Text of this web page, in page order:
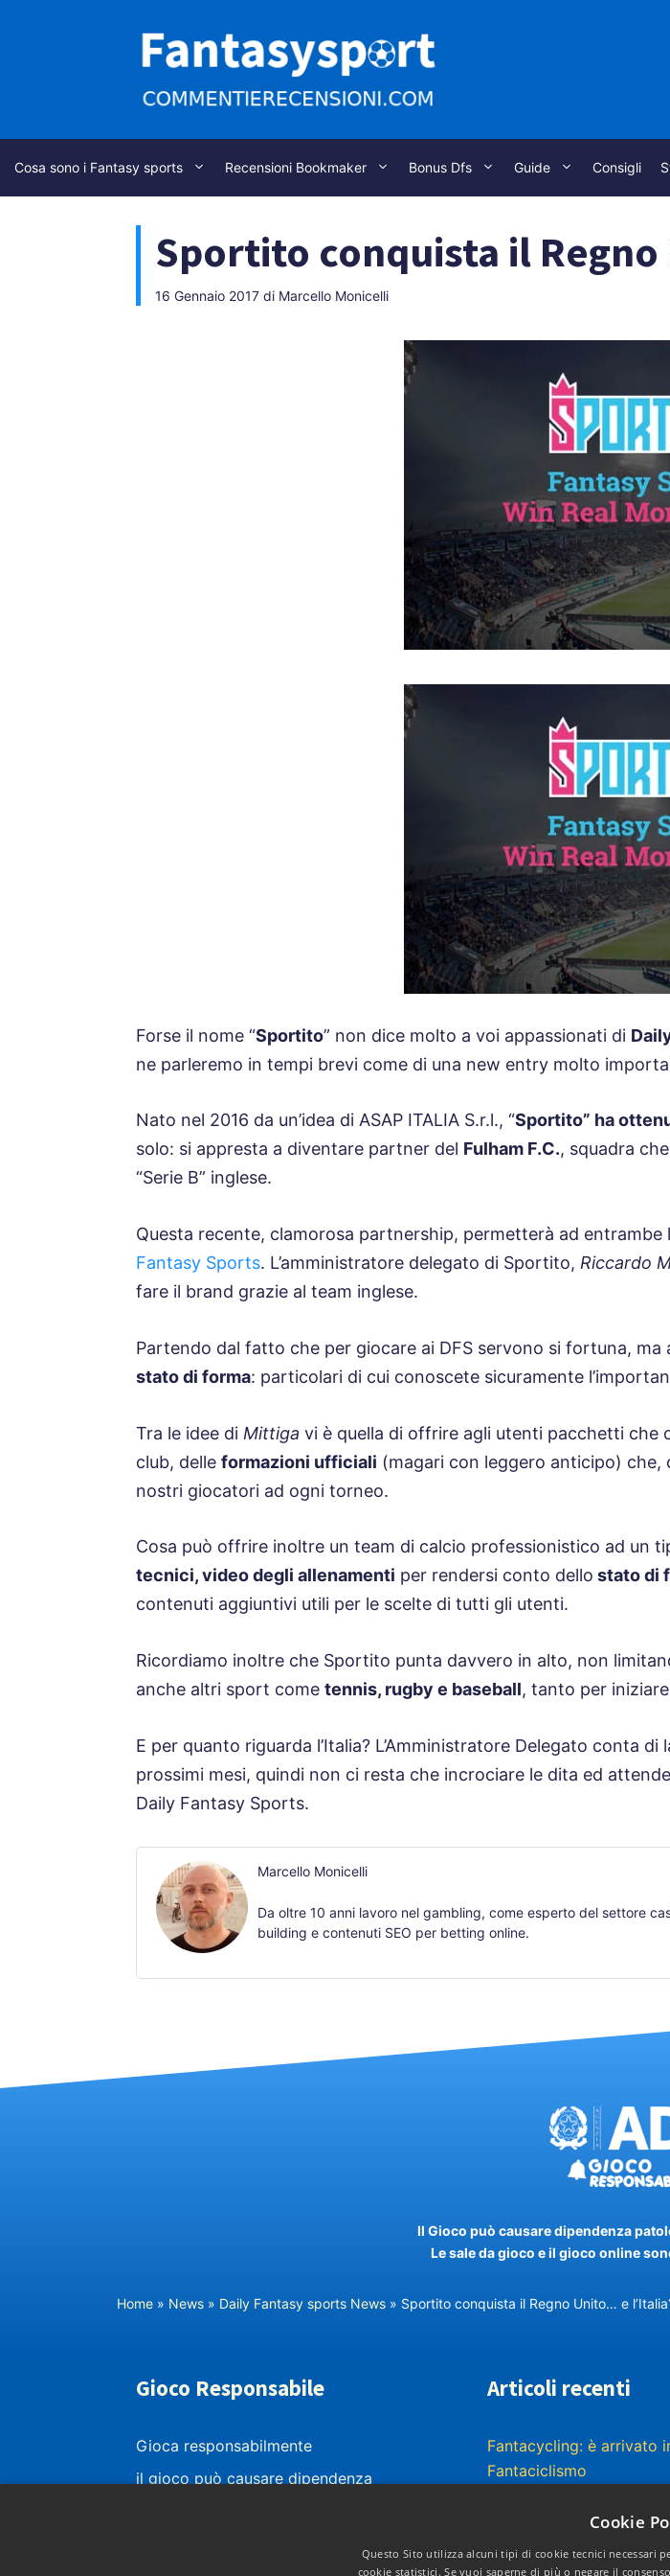
Cosa sono i Fantasy sports Recensioni Bookmaker Bonus Dfs Guide Consigli
Sportito conquista il
16 Gennaio 2017 di Marcello Monicelli
Forse il nome “Sportito” non dice molto a voi appassionati di
ne parleremo in tempi brevi come di una new entry molto
Nato nel 2016 da un’idea di ASAP ITALIA S.r.l., “Sportito” ha
solo: si appresta a diventare partner del Fulham F.C., squadra
“Serie B” inglese.
Questa recente, clamorosa partnership, permetterà ad
Fantasy Sports. L’amministratore delegato di Sportito, Riccardo
fare il brand grazie al team inglese.
Partendo dal fatto che per giocare ai DFS servono si fortuna,
stato di forma: particolari di cui conoscete sicuramente
Tra le idee di Mittiga vi è quella di offrire agli utenti pacchetti che
club, delle formazioni ufficiali (magari con leggero anticipo)
nostri giocatori ad ogni torneo.
Cosa può offrire inoltre un team di calcio professionistico ad un
tecnici, video degli allenamenti per rendersi conto dello stato di
contenuti aggiuntivi utili per le scelte di tutti gli utenti.
Ricordiamo inoltre che Sportito punta davvero in alto, non
anche altri sport come tennis, rugby e baseball, tanto per
E per quanto riguarda l’Italia? L’Amministratore Delegato conta
prossimi mesi, quindi non ci resta che incrociare le dita ed
Daily Fantasy Sports.
Marcello Monicelli
Da oltre 10 anni lavoro nel gambling, come esperto del settore
building e contenuti SEO per betting online.
Il Gioco può causare dipendenza
Le sale da gioco e il gioco online
Home » News » Daily Fantasy sports News » Sportito conquista il Regno Unito… e
Gioco Responsabile
Gioca responsabilmente
il gioco può causare dipendenza
sono presenti nei siti dei bookmakers
Articoli recenti
Fantacycling: è arrivato
Fantaciclismo
Fantasyteam: la
I bonus e le promozioni
Cookie
Questo Sito utilizza alcuni tipi di cookie tecnici necessari
cookie statistici. Se vuoi saperne di più o negare il